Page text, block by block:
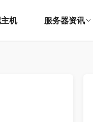
机 服务器资讯